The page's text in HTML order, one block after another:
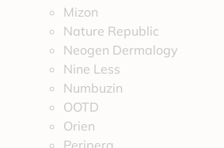
Mizon
Nature Republic
Neogen Dermalogy
Nine Less
Numbuzin
OOTD
Orien
Peripera